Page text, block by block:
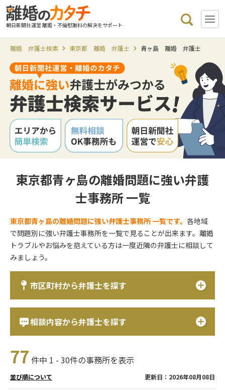
朝日新聞社運営 離婚・不倫慰謝料の解決をサポート
離婚 弁護士検索 東京都 離婚 弁護士 青ヶ島 離婚 弁護士
東京都青ヶ島の離婚問題に強い弁護
士事務所 一覧
東京都青ヶ島の離婚問題に強い弁護士事務所 一覧です。各地域
で問題別に強い弁護士事務所を一覧で見ることが出来ます。離婚
トラブルやお悩みを抱えている方は一度近隣の弁護士に相談して
みましょう。
市区町村から弁護士を探す
相談内容から弁護士を探す
77 件中 1 - 30件の事務所を表示
並び順について 更新日：2026年08月08日